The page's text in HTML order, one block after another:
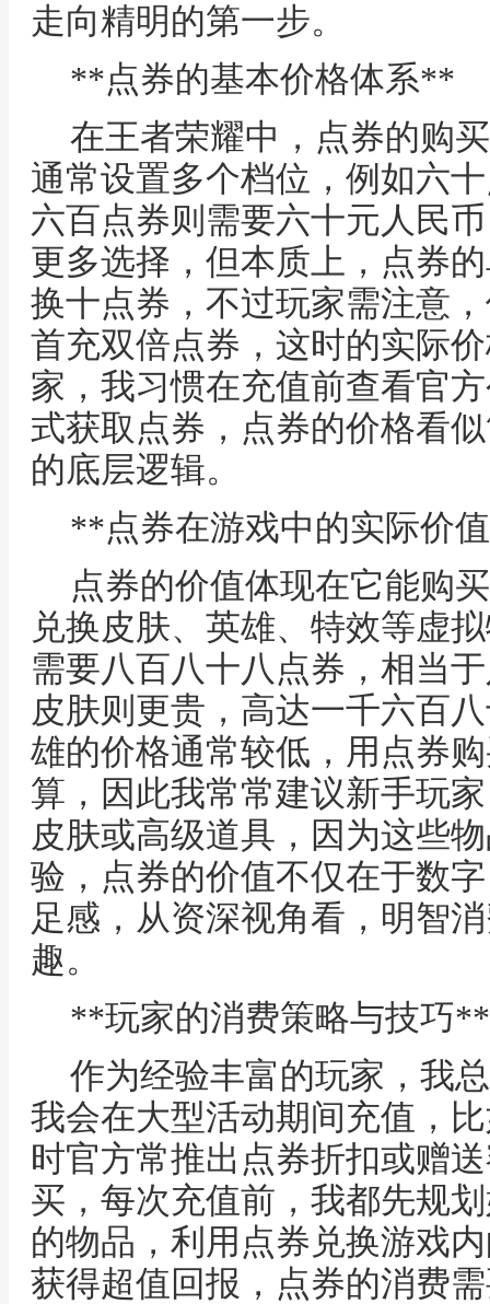
走向精明的第一步。
**点券的基本价格体系**
在王者荣耀中，点券的购
通常设置多个档位，例如六
六百点券则需要六十元人民
更多选择，但本质上，点券
换十点券，不过玩家需注意
首充双倍点券，这时的实际
家，我习惯在充值前查看官
式获取点券，点券的价格看
的底层逻辑。
**点券在游戏中的实际价
点券的价值体现在它能购
兑换皮肤、英雄、特效等虚
需要八百八十八点券，相当
皮肤则更贵，高达一千六百
雄的价格通常较低，用点券
算，因此我常常建议新手玩
皮肤或高级道具，因为这些
验，点券的价值不仅在于数
足感，从资深视角看，明智
趣。
**玩家的消费策略与技巧**
作为经验丰富的玩家，我
我会在大型活动期间充值，
时官方常推出点券折扣或赠
买，每次充值前，我都先规
的物品，利用点券兑换游戏
获得超值回报，点券的消费